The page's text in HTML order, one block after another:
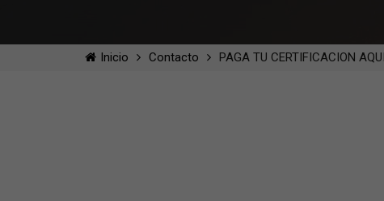
Inicio Contacto PAGA TU CERTIFICACION